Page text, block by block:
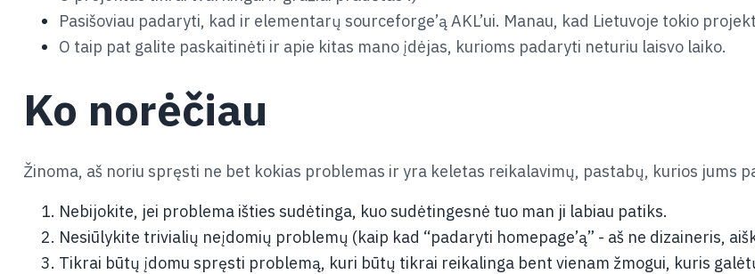
Pasišoviau padaryti, kad ir elementarų sourceforge’ą AKL’ui. Manau, kad Lietuvoje tokio
O taip pat galite paskaitinėti ir apie kitas mano įdėjas, kurioms padaryti neturiu laisvo laiko.
Ko norėčiau
Žinoma, aš noriu spręsti ne bet kokias problemas ir yra keletas reikalavimų, pastabų, kurios jums
Nebijokite, jei problema išties sudėtinga, kuo sudėtingesnė tuo man ji labiau patiks.
Nesiūlykite trivialių neįdomių problemų (kaip kad “padaryti homepage’ą” - aš ne dizaineris,
Tikrai būtų įdomu spręsti problemą, kuri būtų tikrai reikalinga bent vienam žmogui, kuris